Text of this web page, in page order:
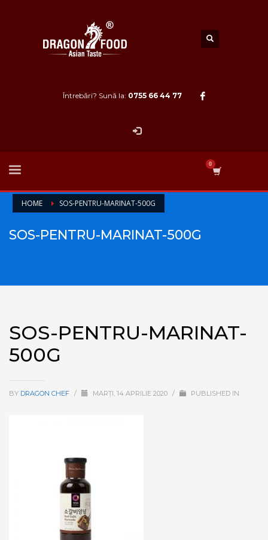
Întrebări? Sună la: 0755 66 44 77
HOME SOS-PENTRU-MARINAT-500G
SOS-PENTRU-MARINAT-500G
SOS-PENTRU-MARINAT-
500G
BY DRAGON CHEF / MARȚI, 14 APRILIE 2020 / PUBLISHED IN